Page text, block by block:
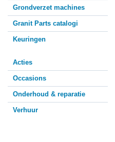
Grondverzet machines
Granit Parts catalogi
Keuringen
Acties
Occasions
Onderhoud & reparatie
Verhuur